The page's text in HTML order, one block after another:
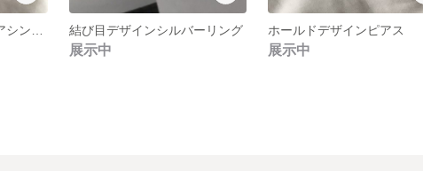
結び目デザインシルバーリング
展示中
ホールドデザインピアス
展示中